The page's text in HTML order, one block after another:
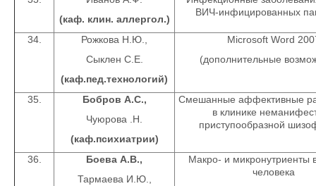
(каф. клин. аллергол.)
ВИЧ-инфицированных
34.
Рожкова Н.Ю.,
Сыклен С.Е.
(каф.пед.технологий)
Microsoft Word
(дополнительные
35.
Бобров А.С.,
Чуюрова .Н.
(каф.психиатрии)
Смешанные аффективные
в клинике
приступообразной
36.
Боева А.В.,
Тармаева И.Ю.,
Макро- и микронутриенты
человека